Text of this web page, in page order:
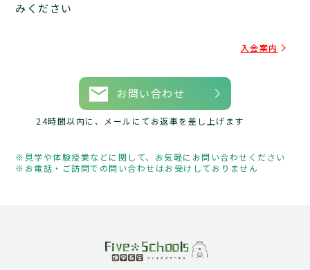
みください
入会案内
お問い合わせ
24時間以内に、メールにてお返事を差し上げます
見学や体験授業などに関して、お気軽にお問い合わせください
お電話・ご訪問での問い合わせはお受けしておりません